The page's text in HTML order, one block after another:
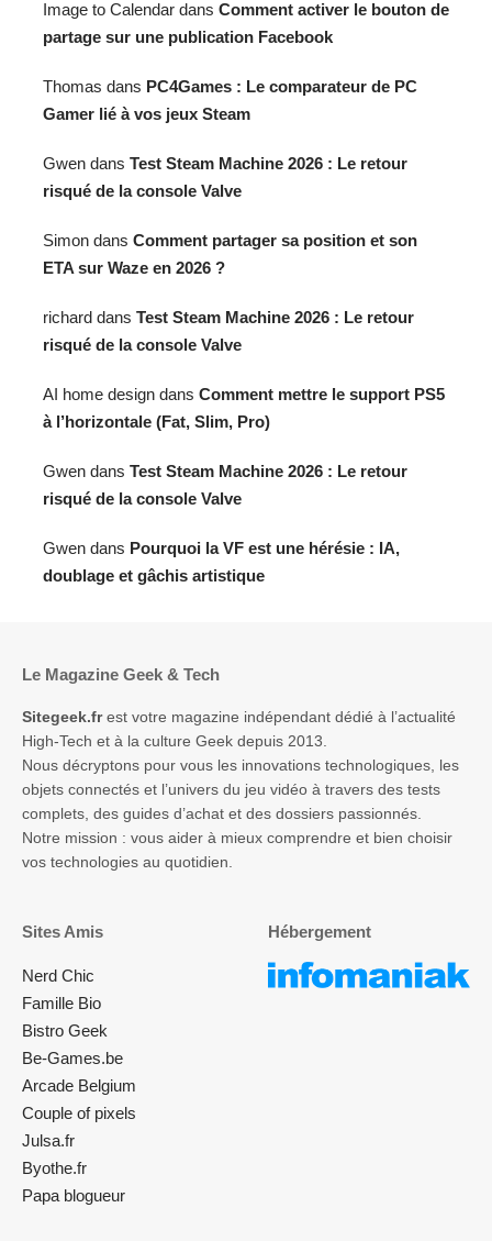
Image to Calendar dans Comment activer le bouton de
partage sur une publication Facebook
Thomas dans PC4Games : Le comparateur de PC
Gamer lié à vos jeux Steam
Gwen dans Test Steam Machine 2026 : Le retour
risqué de la console Valve
Simon dans Comment partager sa position et son
ETA sur Waze en 2026 ?
richard dans Test Steam Machine 2026 : Le retour
risqué de la console Valve
AI home design dans Comment mettre le support PS5
à l’horizontale (Fat, Slim, Pro)
Gwen dans Test Steam Machine 2026 : Le retour
risqué de la console Valve
Gwen dans Pourquoi la VF est une hérésie : IA,
doublage et gâchis artistique
Le Magazine Geek & Tech
Sitegeek.frest votre magazine indépendant dédié à l’actualité
High-Tech et à la culture Geek depuis 2013.
Nous décryptons pour vous les innovations technologiques, les
objets connectés et l’univers du jeu vidéo à travers des tests
complets, des guides d’achat et des dossiers passionnés.
Notre mission : vous aider à mieux comprendre et bien choisir
vos technologies au quotidien.
Sites Amis
Nerd Chic
Famille Bio
Bistro Geek
Be-Games.be
Arcade Belgium
Couple of pixels
Julsa.fr
Byothe.fr
Papa blogueur
Hébergement